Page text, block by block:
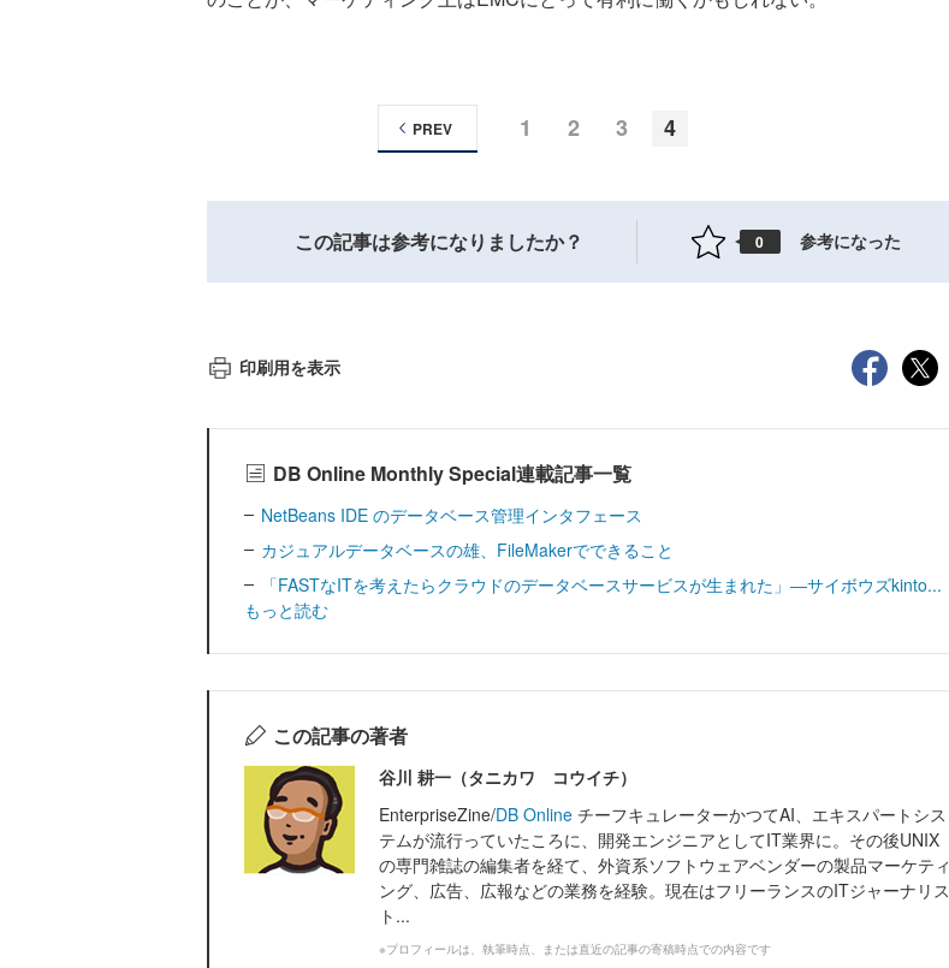
1 2 3 4
PREV
この記事は参考になりましたか？ 0 参考になった
印刷用を表示
DB Online Monthly Special連載記事一覧
NetBeans IDE のデータベース管理インタフェース
カジュアルデータベースの雄、FileMakerでできること
「FASTなITを考えたらクラウドのデータベースサービスが生まれた」―サイボウズkinto...
もっと読む
この記事の著者
谷川 耕一（タニカワ コウイチ）
EnterpriseZine/DB Online チーフキュレーターかつてAI、エキスパートシス
テムが流行っていたころに、開発エンジニアとしてIT業界に。その後UNIX
の専門雑誌の編集者を経て、外資系ソフトウェアベンダーの製品マーケティ
ング、広告、広報などの業務を経験。現在はフリーランスのITジャーナリス
ト...
※プロフィールは、執筆時点、または直近の記事の寄稿時点での内容です